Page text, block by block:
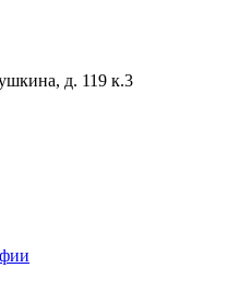
д. 119 к.3